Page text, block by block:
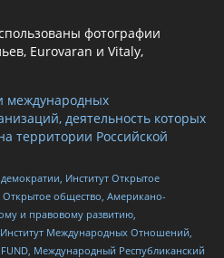
фотографии
Eurovaran и Vitaly,
международных
деятельность которых
территории Российской
Институт Открытое
общество, Американо-
и правовому развитию,
Международных Отношений,
FUND, Международный Республиканский